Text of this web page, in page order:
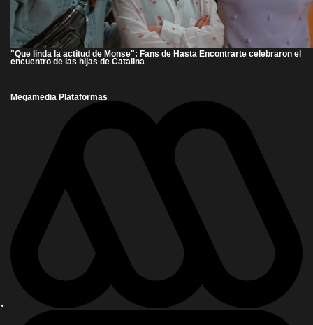
"Que linda la actitud de Monse": Fans de Hasta Encontrarte celebraron el
encuentro de las hijas de Catalina
Megamedia Plataformas